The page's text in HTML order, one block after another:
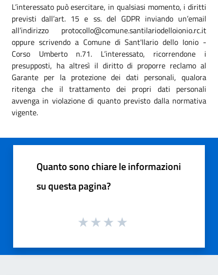
L’interessato può esercitare, in qualsiasi momento, i diritti
previsti dall’art. 15 e ss. del GDPR inviando un’email
all’indirizzo protocollo@comune.santilariodelloionio.rc.it
oppure scrivendo a Comune di Sant'Ilario dello Ionio -
Corso Umberto n.71. L’interessato, ricorrendone i
presupposti, ha altresì il diritto di proporre reclamo al
Garante per la protezione dei dati personali, qualora
ritenga che il trattamento dei propri dati personali
avvenga in violazione di quanto previsto dalla normativa
vigente.
Quanto sono chiare le informazioni
su questa pagina?